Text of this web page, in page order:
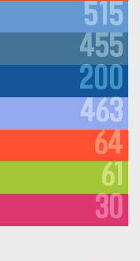
515
455
200
463
64
61
30